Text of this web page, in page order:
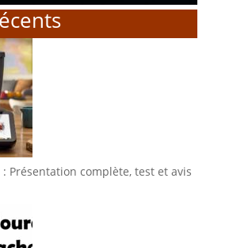
Présentation complète, test et avis